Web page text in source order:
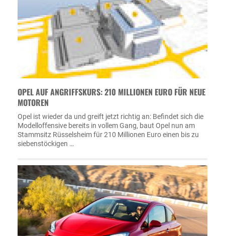
OPEL AUF ANGRIFFSKURS: 210 MILLIONEN EURO FÜR NEUE
MOTOREN
Opel ist wieder da und greift jetzt richtig an: Befindet sich die
Modelloffensive bereits in vollem Gang, baut Opel nun am
Stammsitz Rüsselsheim für 210 Millionen Euro einen bis zu
siebenstöckigen …